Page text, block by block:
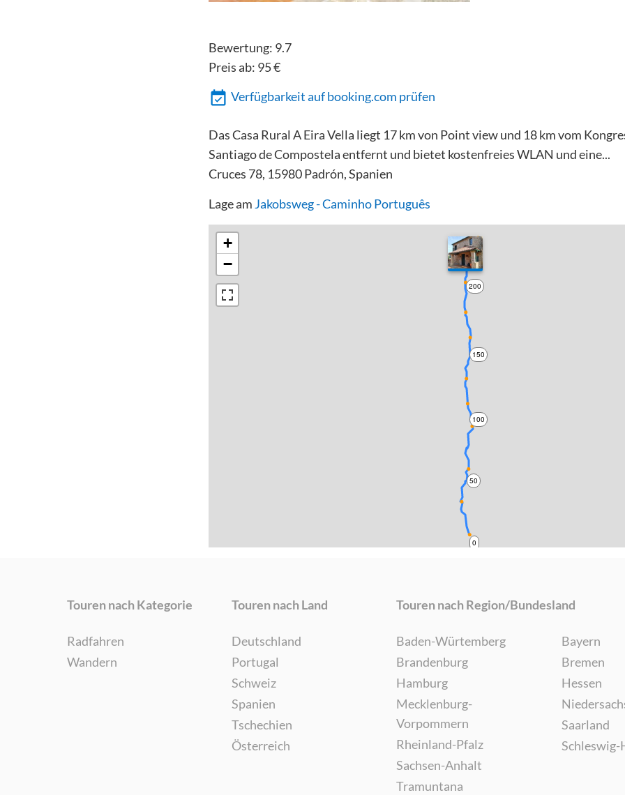
Bewertung: 9.7
Preis ab: 95€
Verfügbarkeit auf booking.com prüfen
Das Casa Rural A Eira Vella liegt 17 km von Point view und 18 km vom
Santiago de Compostela entfernt und bietet kostenfreies WLAN und eine...
Cruces 78, 15980 Padrón, Spanien
Lage am Jakobsweg - Caminho Português
0
50
100
150
200
+
−
Touren nach Kategorie
Radfahren
Wandern
Touren nach Land
Deutschland
Portugal
Schweiz
Spanien
Tschechien
Österreich
Touren nach Region/Bundesland
Baden-Würtemberg
Brandenburg
Hamburg
Mecklenburg-
Vorpommern
Rheinland-Pfalz
Sachsen-Anhalt
Tramuntana
Bayern
Bremen
Hessen
Saarland